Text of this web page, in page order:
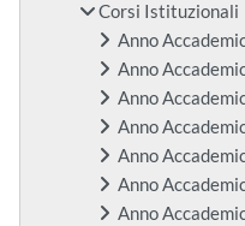
Corsi Istituzionali
Anno
Anno
Anno
Anno
Anno
Anno
Anno